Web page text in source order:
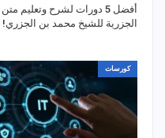
أفضل 5 دورات لشرح وتعليم متن
الجزرية للشيخ محمد بن الجزري!
كورسات